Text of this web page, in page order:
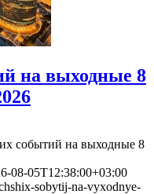
на выходные 8
событий на выходные 8
08-05T12:38:00+03:00
sobytij-na-vyxodnye-